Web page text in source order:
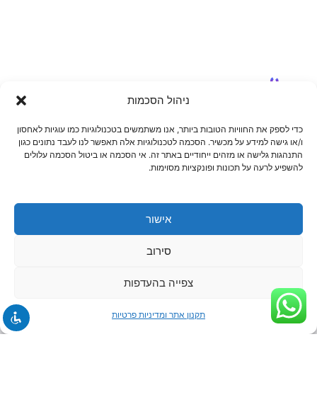
ניהול הסכמות
כדי לספק את החוויות הטובות ביותר, אנו משתמשים בטכנולוגיות כמו עוגיות לאחסון
ו/או גישה למידע על מכשיר. הסכמה לטכנולוגיות אלה תאפשר לנו לעבד נתונים כגון
התנהגות גלישה או מזהים ייחודיים באתר זה. אי הסכמה או ביטול הסכמה עלולים
להשפיע לרעה על תכונות ופונקציות מסוימות.
אישור
סירוב
צפייה בהעדפות
תקנון אתר ומדיניות פרטיות
לתיאום הדרכה ומידע נוסף